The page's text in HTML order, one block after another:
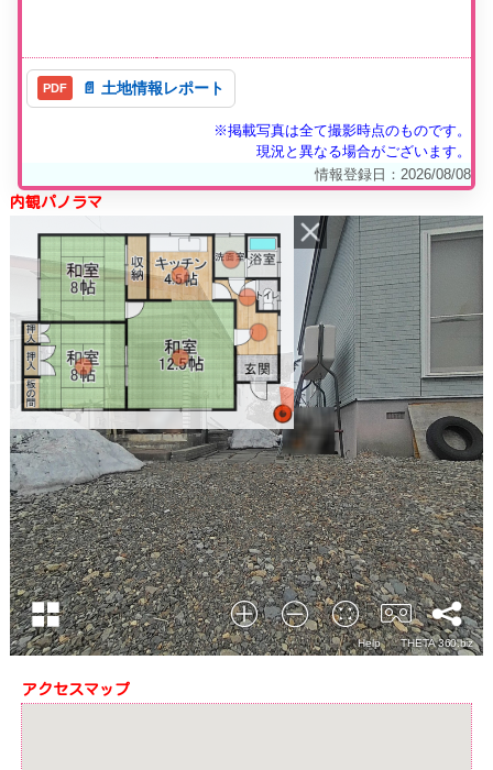
📄 土地情報レポート
※掲載写真は全て撮影時点のものです。
現況と異なる場合がございます。
情報登録日：2026/08/08
内観パノラマ
アクセスマップ